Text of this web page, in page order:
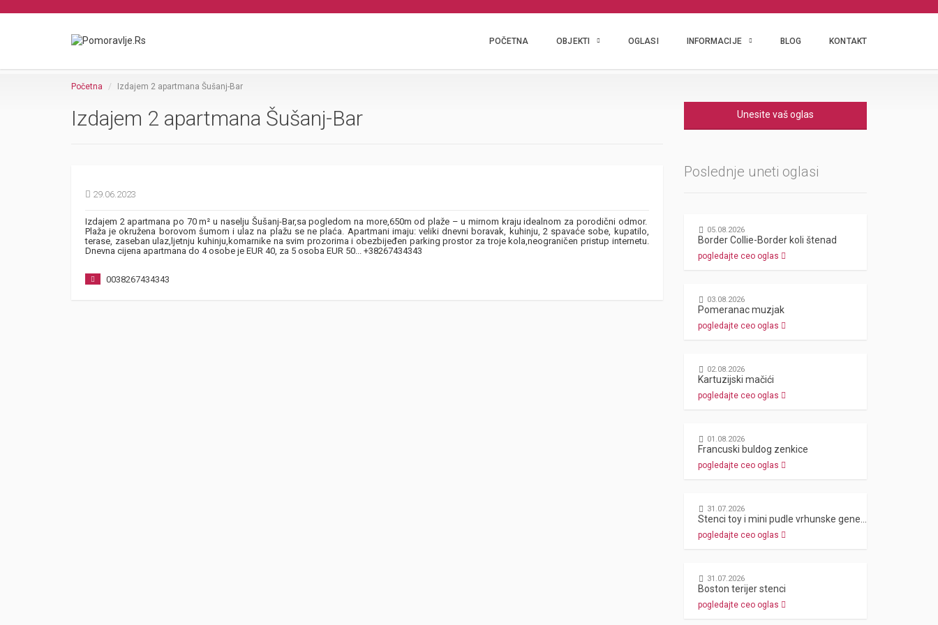
POČETNA OBJEKTI OGLASI INFORMACIJE BLOG KONTAKT
Početna Izdajem 2 apartmana Šušanj-Bar
Izdajem 2 apartmana Šušanj-Bar
29.06.2023
Izdajem 2 apartmana po 70 m² u naselju Šušanj-Bar,sa pogledom na more,650m od plaže – u mirnom kraju idealnom za porodični odmor.
Plaža je okružena borovom šumom i ulaz na plažu se ne plaća. Apartmani imaju: veliki dnevni boravak, kuhinju, 2 spavaće sobe, kupatilo,
terase, zaseban ulaz,ljetnju kuhinju,komarnike na svim prozorima i obezbijeđen parking prostor za troje kola,neograničen pristup internetu.
Dnevna cijena apartmana do 4 osobe je EUR 40, za 5 osoba EUR 50... +38267434343
0038267434343
Unesite vaš oglas
Poslednje uneti oglasi
05.08.2026
Border Collie-Border koli štenad
pogledajte ceo oglas
03.08.2026
Pomeranac muzjak
pogledajte ceo oglas
02.08.2026
Kartuzijski mačići
pogledajte ceo oglas
01.08.2026
Francuski buldog zenkice
pogledajte ceo oglas
31.07.2026
pogledajte ceo oglas
31.07.2026
Boston terijer stenci
pogledajte ceo oglas